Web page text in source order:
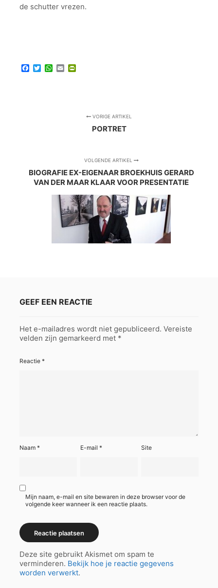
de schutter vrezen.
Facebook
TwitterWhatsApp
Email
VORIGE ARTIKEL
PORTRET
VOLGENDE ARTIKEL
BIOGRAFIE EX-EIGENAAR BROEKHUIS GERARD
VAN DER MAAR KLAAR VOOR PRESENTATIE
GEEF EEN REACTIE
Het e-mailadres wordt niet gepubliceerd. Vereiste
velden zijn gemarkeerd met *
Reactie *
Naam * E-mail* Site
Mijn naam, e-mail en site bewaren in deze browser voor de
volgende keer wanneer ik een reactie plaats.
Deze site gebruikt Akismet om spam te
verminderen. Bekijk hoe je reactie gegevens
worden verwerkt.